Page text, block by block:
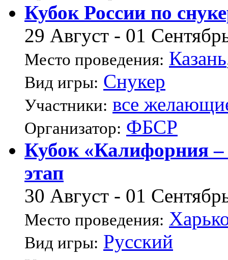
Кубок России по
29 Август - 01
Место проведения: Казань
Вид игры: Снукер
Участники: все
Организатор: ФБСР
Кубок «Калифорния
этап
30 Август - 01
Место проведения:
Вид игры: Русский